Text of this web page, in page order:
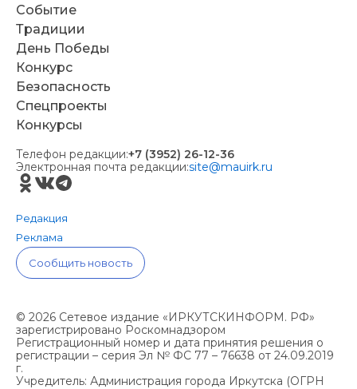
Событие
Традиции
День Победы
Конкурс
Безопасность
Спецпроекты
Конкурсы
Телефон редакции:+7 (3952) 26-12-36
Электронная почта редакции:site@mauirk.ru
Редакция
Реклама
Сообщить новость
© 2026 Сетевое издание «ИРКУТСКИНФОРМ. РФ»
зарегистрировано Роскомнадзором
Регистрационный номер и дата принятия решения о
регистрации – серия Эл № ФС 77 – 76638 от 24.09.2019
г.
Учредитель: Администрация города Иркутска (ОГРН